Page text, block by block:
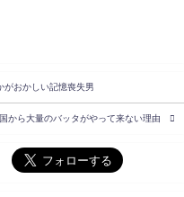
がおかしい記憶喪失男
から大量のバッタがやって来ない理由